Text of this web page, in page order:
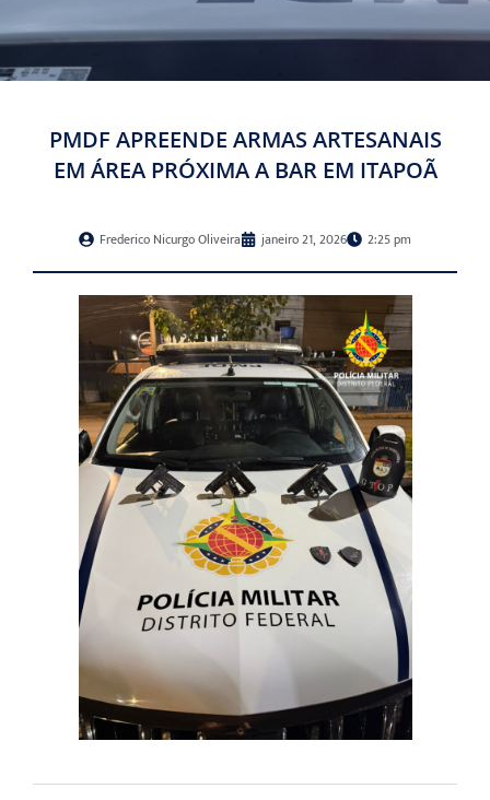
PMDF APREENDE ARMAS ARTESANAIS
EM ÁREA PRÓXIMA A BAR EM ITAPOÃ
Frederico Nicurgo Oliveira janeiro 21, 2026 2:25 pm